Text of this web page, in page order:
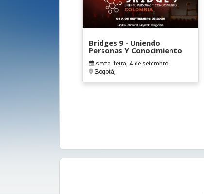
Bridges 9 - Uniendo
Personas Y Conocimiento
sexta-feira, 4 de setembro
Bogotá,